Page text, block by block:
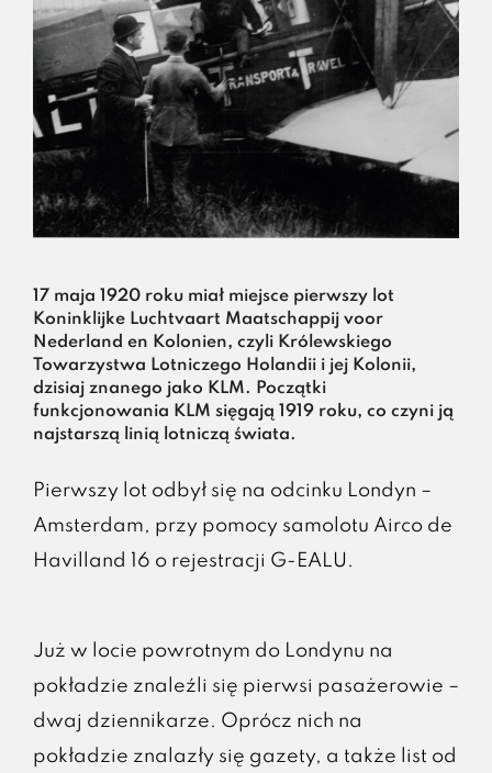
17 maja 1920 roku miał miejsce pierwszy lot
Koninklijke Luchtvaart Maatschappij voor
Nederland en Kolonien, czyli Królewskiego
Towarzystwa Lotniczego Holandii i jej Kolonii,
dzisiaj znanego jako KLM. Początki
funkcjonowania KLM sięgają 1919 roku, co czyni ją
najstarszą linią lotniczą świata.
Pierwszy lot odbył się na odcinku Londyn –
Amsterdam, przy pomocy samolotu Airco de
Havilland 16 o rejestracji G-EALU.
Już w locie powrotnym do Londynu na
pokładzie znaleźli się pierwsi pasażerowie –
dwaj dziennikarze. Oprócz nich na
pokładzie znalazły się gazety, a także list od